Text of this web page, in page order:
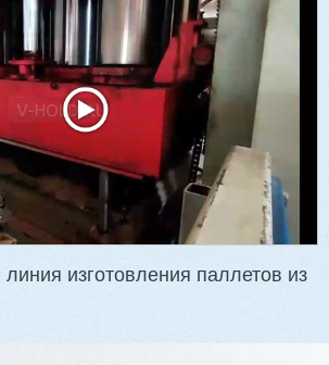
изготовления паллетов из